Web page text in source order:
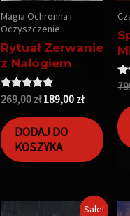
Magia Ochronna i
Oczyszczenie
Rytuał Zerwanie
z Nałogiem
Oceniono
5.00
na 5
269,00zł189,00 zł
DODAJ DO
KOSZYKA
Sale!